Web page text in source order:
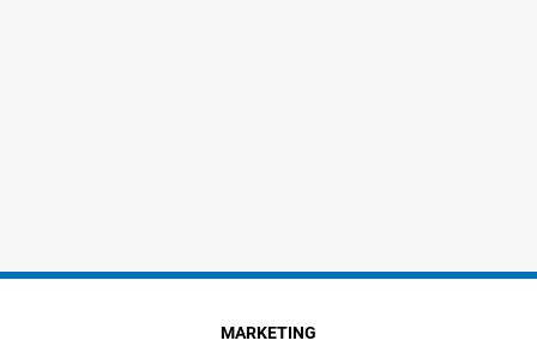
MARKETING